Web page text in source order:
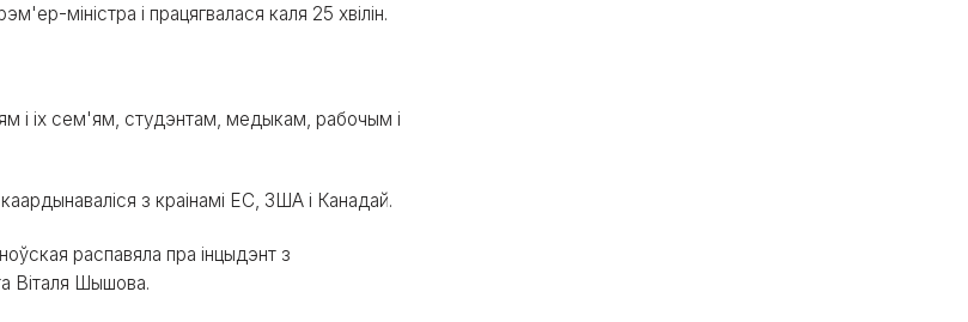
міністра і працягвалася каля 25 хвілін.
і іх сем'ям, студэнтам, медыкам, рабочым і
з краінамі ЕС, ЗША і Канадай.
распавяла пра інцыдэнт з
Віталя Шышова.